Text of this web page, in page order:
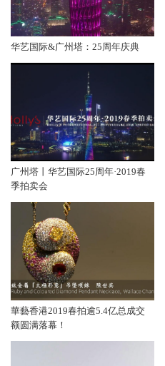
华艺国际&广州塔：25周年庆典
广州塔丨华艺国际25周年·2019春
季拍卖会
華藝香港2019春拍逾5.4亿总成交
额圆满落幕！